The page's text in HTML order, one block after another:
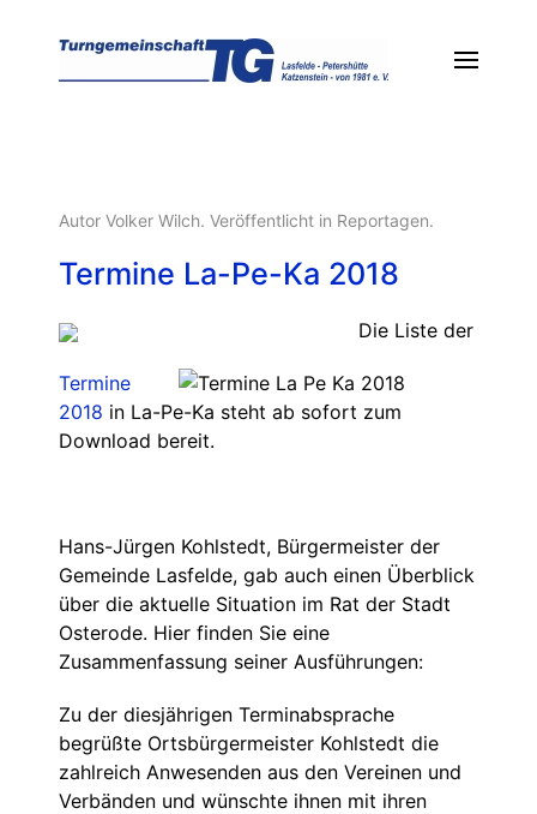
Autor Volker Wilch. Veröffentlicht in Reportagen.
Termine La-Pe-Ka 2018
Die Liste der
Termine
2018 in La-Pe-Ka steht ab sofort zum
Download bereit.
Hans-Jürgen Kohlstedt, Bürgermeister der
Gemeinde Lasfelde, gab auch einen Überblick
über die aktuelle Situation im Rat der Stadt
Osterode. Hier finden Sie eine
Zusammenfassung seiner Ausführungen:
Zu der diesjährigen Terminabsprache
begrüßte Ortsbürgermeister Kohlstedt die
zahlreich Anwesenden aus den Vereinen und
Verbänden und wünschte ihnen mit ihren